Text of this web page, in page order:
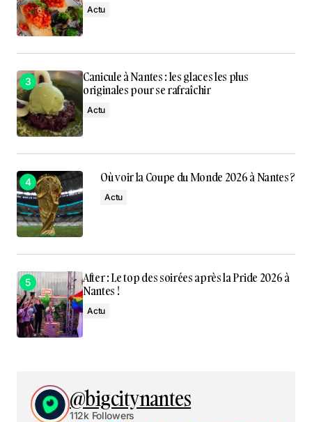
Actu
Canicule à Nantes : les glaces les plus
originales pour se rafraîchir
Actu
Où voir la Coupe du Monde 2026 à Nantes ?
Actu
After : Le top des soirées après la Pride 2026 à
Nantes !
Actu
@bigcitynantes
112k Followers